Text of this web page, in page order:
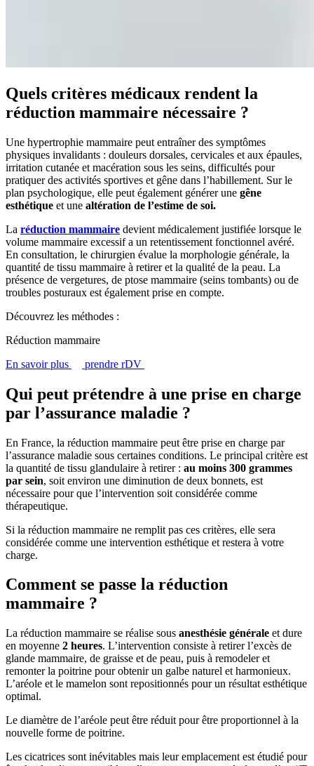
Quels critères médicaux rendent la
réduction mammaire nécessaire ?
Une hypertrophie mammaire peut entraîner des symptômes
physiques invalidants : douleurs dorsales, cervicales et aux épaules,
irritation cutanée et macération sous les seins, difficultés pour
pratiquer des activités sportives et gêne dans l’habillement. Sur le
plan psychologique, elle peut également générer une gêne
esthétique et une altération de l’estime de soi.
La réduction mammaire devient médicalement justifiée lorsque le
volume mammaire excessif a un retentissement fonctionnel avéré.
En consultation, le chirurgien évalue la morphologie générale, la
quantité de tissu mammaire à retirer et la qualité de la peau. La
présence de vergetures, de ptose mammaire (seins tombants) ou de
troubles posturaux est également prise en compte.
Découvrez les méthodes :
Réduction mammaire
En savoir plus
prendre rDV
Qui peut prétendre à une prise en charge
par l’assurance maladie ?
En France, la réduction mammaire peut être prise en charge par
l’assurance maladie sous certaines conditions. Le principal critère est
la quantité de tissu glandulaire à retirer : au moins 300 grammes
par sein, soit environ une diminution de deux bonnets, est
nécessaire pour que l’intervention soit considérée comme
thérapeutique.
Si la réduction mammaire ne remplit pas ces critères, elle sera
considérée comme une intervention esthétique et restera à votre
charge.
Comment se passe la réduction
mammaire ?
La réduction mammaire se réalise sous anesthésie générale et dure
en moyenne 2 heures. L’intervention consiste à retirer l’excès de
glande mammaire, de graisse et de peau, puis à remodeler et
remonter la poitrine pour obtenir un galbe naturel et harmonieux.
L’aréole et le mamelon sont repositionnés pour un résultat esthétique
optimal.
Le diamètre de l’aréole peut être réduit pour être proportionnel à la
nouvelle forme de poitrine.
Les cicatrices sont inévitables mais leur emplacement est étudié pour